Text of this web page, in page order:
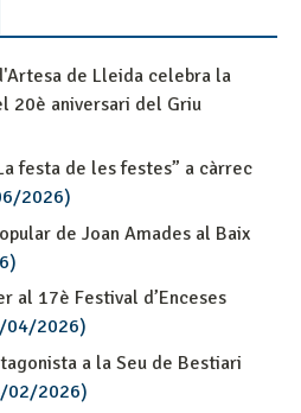
de Lleida celebra la
20è aniversari del Griu
festa de les festes” a càrrec
2026)
de Joan Amades al Baix
al 17è Festival d’Enceses
04/2026)
a la Seu de Bestiari
02/2026)